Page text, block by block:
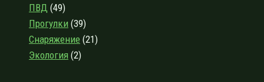
ПВД (49)
Прогулки (39)
Снаряжение (21)
Экология (2)